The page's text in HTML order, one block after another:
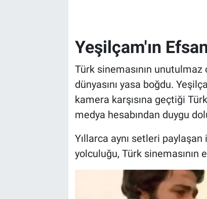
Yeşilçam'ın
Türk sinemasının unutulmaz
dünyasını yasa boğdu.
kamera karşısına geçtiği
medya hesabından duygu
Yıllarca aynı setleri
yolculuğu, Türk